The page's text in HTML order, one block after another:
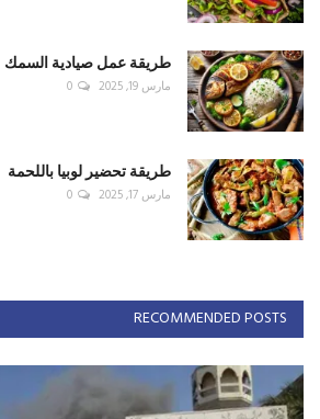
طريقة عمل صيادية السمك
مارس 19, 2025 0
طريقة تحضير لوبيا باللحمة
مارس 17, 2025 0
RECOMMENDED POSTS